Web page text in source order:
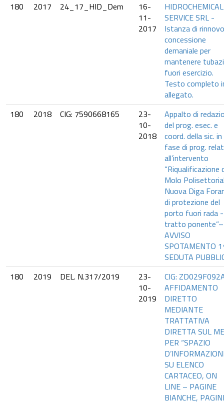
180
2017 24_17_HID_Dem
16-
11-
2017
HIDROCHEMICAL
SERVICE SRL -
Istanza di rinnovo
concessione
demaniale per
mantenere
fuori esercizio.
Testo completo
allegato.
180
2018 CIG: 7590668165
23-
10-
2018
Appalto di
del prog. esec. e
coord. della sic. in
fase di prog.
all’intervento
“Riqualificazione
Molo
Nuova Diga
di protezione del
porto fuori rada -
tratto ponente”–
AVVISO
SPOTAMENTO
SEDUTA
180
2019 DEL. N.317/2019
23-
10-
2019
CIG:
AFFIDAMENTO
DIRETTO
MEDIANTE
TRATTATIVA
DIRETTA SUL
PER “SPAZIO
SU ELENCO
CARTACEO, ON
LINE – PAGINE
BIANCHE,